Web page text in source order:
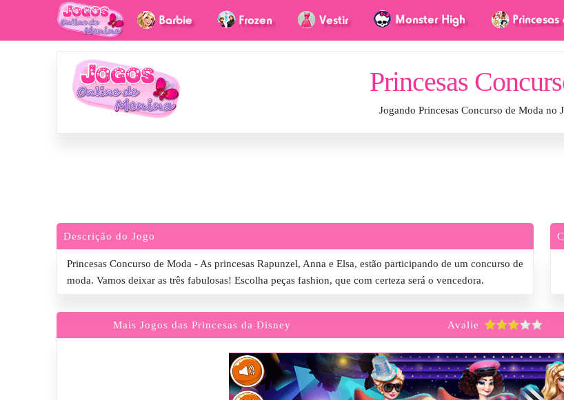
Princesas
Jogando Princesas Concurso de Moda no
Descrição do Jogo
Princesas Concurso de Moda - As princesas Rapunzel, Anna e Elsa, estão participando de um concurso de
moda. Vamos deixar as três fabulosas! Escolha peças fashion, que com certeza será o vencedora.
Mais Jogos das Princesas da Disney Avalie